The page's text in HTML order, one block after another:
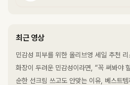
최근 영상
순한 선크림 쓰고도 안맞는 이유, 베스트템